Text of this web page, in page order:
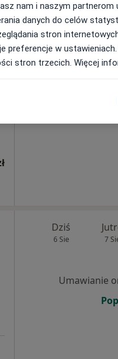
Dziś
Umawianie
Dziś
6 Sie 7
Umawianie
nam i naszym partnerom
danych do celów
stron
preferencje w
stron trzecich. Więcej